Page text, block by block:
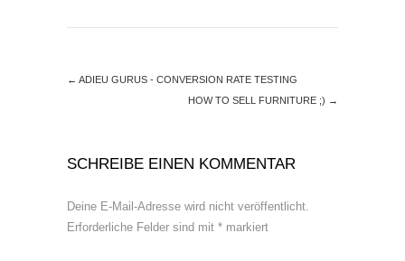
← ADIEU GURUS - CONVERSION RATE TESTING
HOW TO SELL FURNITURE ;) →
SCHREIBE EINEN KOMMENTAR
Deine E-Mail-Adresse wird nicht veröffentlicht.
Erforderliche Felder sind mit * markiert